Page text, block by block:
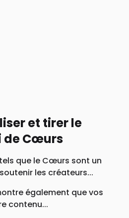
et tirer le
de Cœurs
que le Cœurs sont un
les créateurs...
également que vos
contenu...